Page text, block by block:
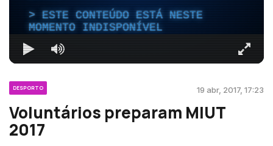
ESTE CONTEÚDO ESTÁ NESTE
MOMENTO INDISPONÍVEL
DESPORTO 19 abr, 2017, 17:23
Voluntários preparam MIUT
2017